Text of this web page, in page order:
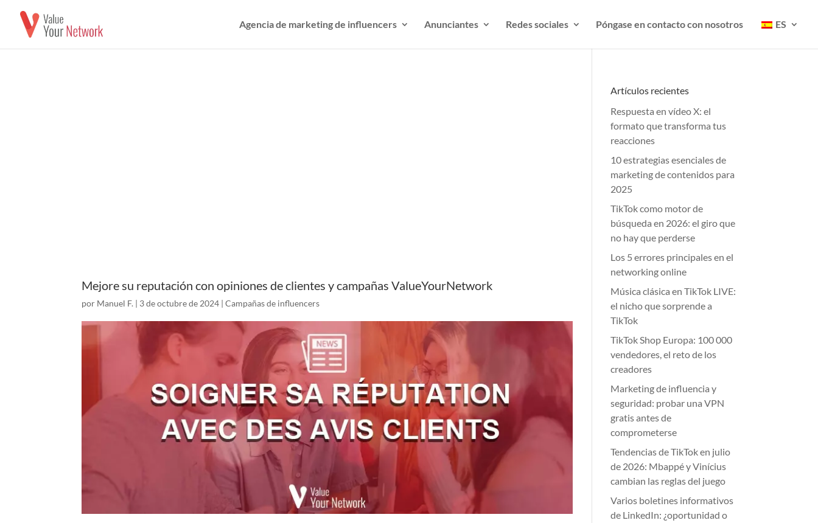
Agencia de marketing de influencers Anunciantes Redes sociales Póngase en contacto con nosotros ES
Mejore su reputación con opiniones de clientes y campañas ValueYourNetwork
por Manuel F. | 3 de octubre de 2024 |Campañas de influencers
Artículos recientes
Respuesta en vídeo X: el
formato que transforma tus
reacciones
10 estrategias esenciales de
marketing de contenidos para
2025
TikTok como motor de
búsqueda en 2026: el giro que
no hay que perderse
Los 5 errores principales en el
networking online
Música clásica en TikTok LIVE:
el nicho que sorprende a
TikTok
TikTok Shop Europa: 100 000
vendedores, el reto de los
creadores
Marketing de influencia y
seguridad: probar una VPN
gratis antes de
comprometerse
Tendencias de TikTok en julio
de 2026: Mbappé y Vinícius
cambian las reglas del juego
Varios boletines informativos
de LinkedIn: ¿oportunidad o